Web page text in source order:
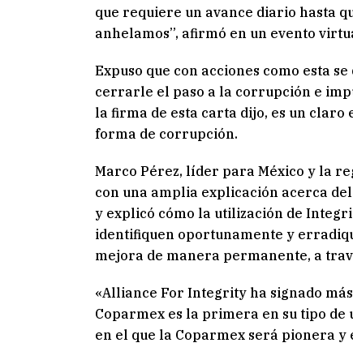
que requiere un avance diario hasta
anhelamos”, afirmó en un evento
Expuso que con acciones como esta
cerrarle el paso a la corrupción e
la firma de esta carta dijo, es un
forma de corrupción.
Marco Pérez, líder para México y la
con una amplia explicación acerca
y explicó cómo la utilización de
identifiquen oportunamente y
mejora de manera permanente, a
«Alliance For Integrity ha signado
Coparmex es la primera en su tipo de
en el que la Coparmex será pionera y